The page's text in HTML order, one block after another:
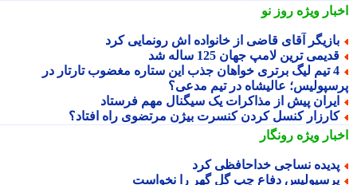
ویژهروز نو
آقای قاضی از خانواده اش رونمایی کرد
ترین لامپ جهان 125 ساله شد
4 تیم لیگ برتری خواهان جذب این ستاره مغضوب تارتار در
عالیشاه در تیم مدعی؟
پیش از مذاکرات یک سیگنال مهم فرستاد
کنسل کردن کنسرت بیژن مرتضوی راه افتاد؟
ویژهرونگار
نساجی خداحافظی کرد
دفاع چپ گل گهر را نخواست